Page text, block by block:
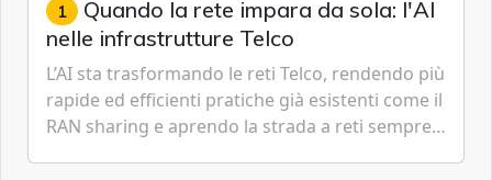
1 Quando la rete impara da sola: l'AI
nelle infrastrutture Telco
L’AI sta trasformando le reti Telco, rendendo più
rapide ed efficienti pratiche già esistenti come il
RAN sharing e aprendo la strada a reti sempre